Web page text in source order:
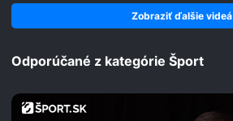
Zobraziť ďalšie videá
Odporúčané z kategórie Šport